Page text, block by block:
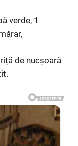
verde, 1
de nucșoară